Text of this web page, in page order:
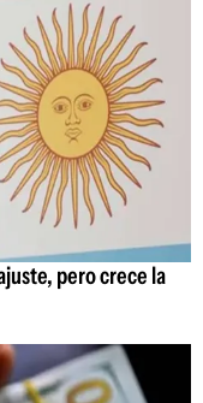
pero crece la